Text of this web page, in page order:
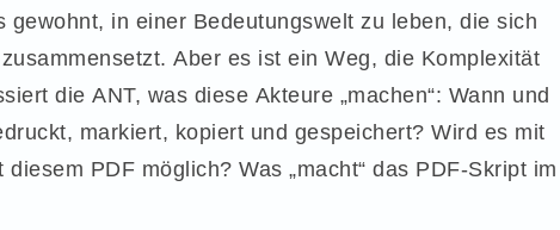
in einer Bedeutungswelt zu leben, die sich
Aber es ist ein Weg, die Komplexität
die ANT, was diese Akteure „machen“: Wann und
markiert, kopiert und gespeichert? Wird es mit
PDF möglich? Was „macht“ das PDF-Skript im